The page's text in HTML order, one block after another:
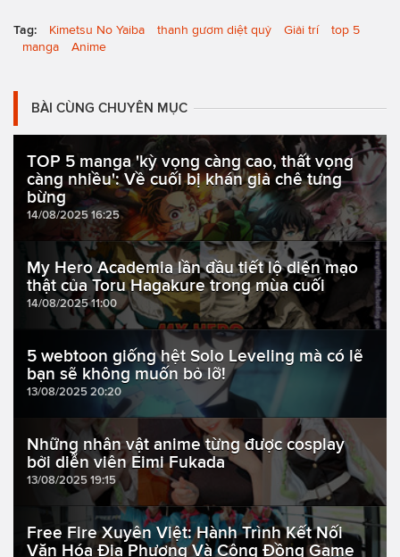
Tag: Kimetsu No Yaiba thanh gươm diệt quỷ Giải trí
top 5
manga
Anime
BÀI CÙNG CHUYÊN MỤC
TOP 5 manga 'kỳ vọng càng cao, thất vọng
càng nhiều': Về cuối bị khán giả chê tưng
bừng
14/08/2025 16:25
My Hero Academia lần đầu tiết lộ diện mạo
thật của Toru Hagakure trong mùa cuối
14/08/2025 11:00
5 webtoon giống hệt Solo Leveling mà có lẽ
bạn sẽ không muốn bỏ lỡ!
13/08/2025 20:20
Những nhân vật anime từng được cosplay
bởi diễn viên Eimi Fukada
13/08/2025 19:15
Free Fire Xuyên Việt: Hành Trình Kết Nối
Văn Hóa Địa Phương Và Cộng Đồng Game